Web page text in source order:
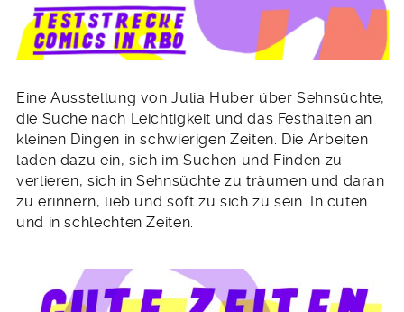
Eine Ausstellung von Julia Huber über Sehnsüchte,
die Suche nach Leichtigkeit und das Festhalten an
kleinen Dingen in schwierigen Zeiten. Die Arbeiten
laden dazu ein, sich im Suchen und Finden zu
verlieren, sich in Sehnsüchte zu träumen und daran
zu erinnern, lieb und soft zu sich zu sein. In cuten
und in schlechten Zeiten.